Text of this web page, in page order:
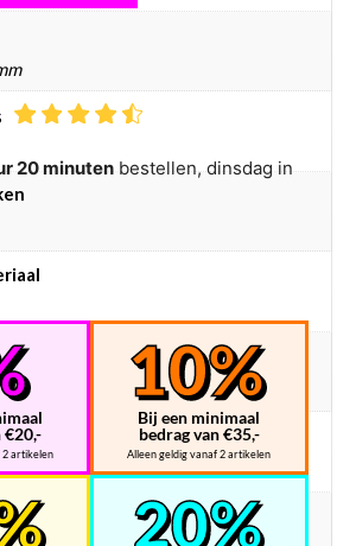
spelers
20 minutenbestellen, dinsdag in
€20,-
2 artikelen
Bij een minimaal
bedrag van €35,-
Alleen geldig vanaf 2 artikelen